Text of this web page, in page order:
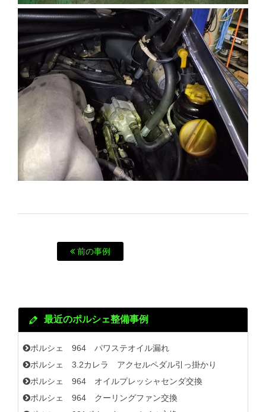
前の事例
最近のポルシェ整備事例
ポルシェ 964 パワステオイル漏れ
ポルシェ 3.2カレラ アクセルペダル引っ掛かり
ポルシェ 964 オイルプレッシャセンダ交換
ポルシェ 964 クーリングファン交換